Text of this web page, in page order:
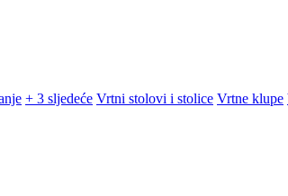
+ 3 sljedeće Vrtni stolovi i stolice Vrtne klupe